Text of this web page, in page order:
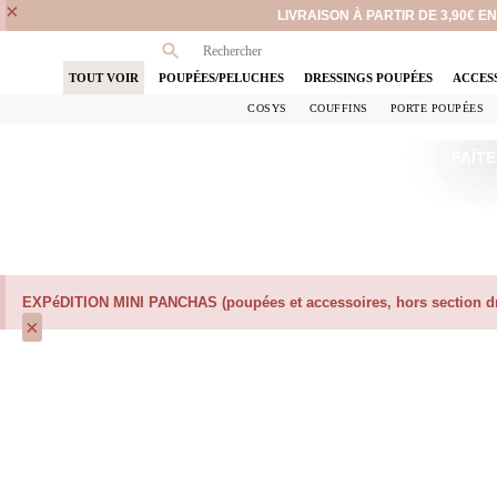
LIVRAISON À PARTIR DE 3,90€
×
TOUT VOIR
POUPÉES/PELUCHES DRESSINGS POUPÉES
COSYS COUFFINS PORTE POUPÉES
EXPéDITION MINI PANCHAS (poupées et accessoires, hors section
×